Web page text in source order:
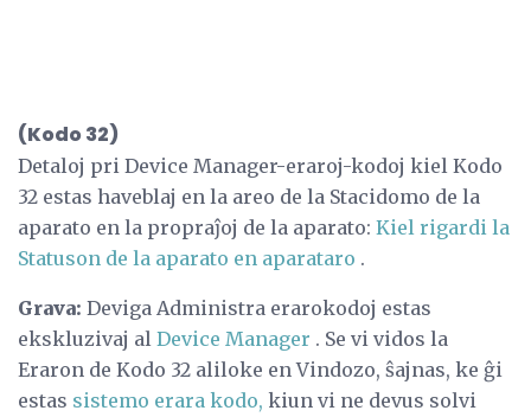
(Kodo 32)
Detaloj pri Device Manager-eraroj-kodoj kiel Kodo
32 estas haveblaj en la areo de la Stacidomo de la
aparato en la propraĵoj de la aparato: Kiel rigardi la
Statuson de la aparato en aparataro .
Grava: Deviga Administra erarokodoj estas
ekskluzivaj al Device Manager . Se vi vidos la
Eraron de Kodo 32 aliloke en Vindozo, ŝajnas, ke ĝi
estas sistemo erara kodo, kiun vi ne devus solvi